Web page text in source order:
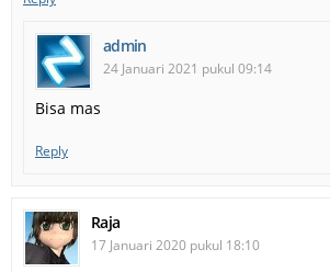
admin
24 Januari 2021 pukul 09:14
Bisa mas
Reply
Raja
17 Januari 2020 pukul 18:10